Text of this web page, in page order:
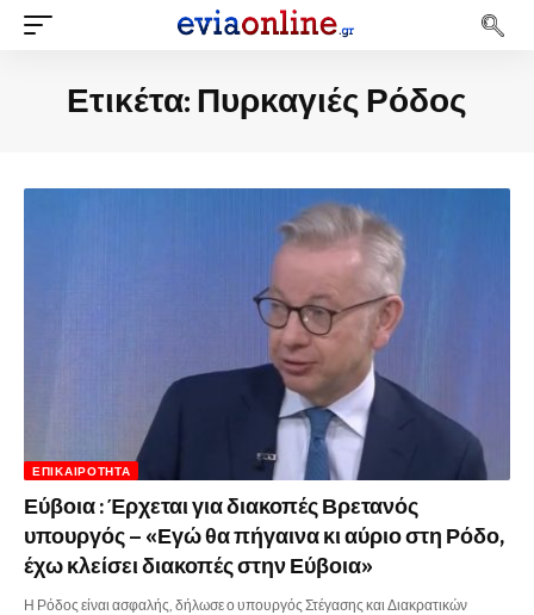
Ετικέτα: Πυρκαγιές Ρόδος
ΕΠΙΚΑΙΡΌΤΗΤΑ
Εύβοια : Έρχεται για διακοπές Βρετανός
υπουργός – «Εγώ θα πήγαινα κι αύριο στη Ρόδο,
έχω κλείσει διακοπές στην Εύβοια»
Η Ρόδος είναι ασφαλής, δήλωσε ο υπουργός Στέγασης και Διακρατικών